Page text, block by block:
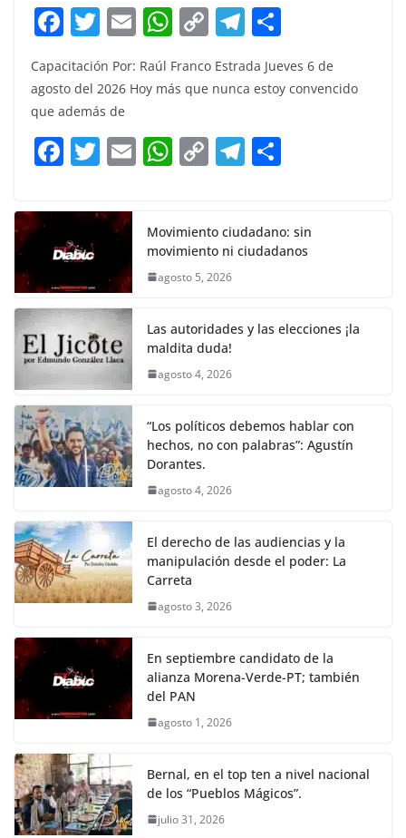
F
a
c
e
b
o
k
T
itt
er
E
m
ai
W
at
A
p
C
p
Li
n
T
el
e
a
m
ar
e
Capacitación Por: Raúl Franco Estrada Jueves 6 de
agosto del 2026 Hoy más que nunca estoy convencido
que además de
F
c
e
b
o
o
k
T
itt
er
E W
s
A
p
C
y
Li
k
T
gr
a
e
Movimiento ciudadano: sin
movimiento ni ciudadanos
agosto 5, 2026
Las autoridades y las elecciones ¡la
maldita duda!
agosto 4, 2026
“Los políticos debemos hablar con
hechos, no con palabras”: Agustín
Dorantes.
agosto 4, 2026
El derecho de las audiencias y la
manipulación desde el poder: La
Carreta
agosto 3, 2026
En septiembre candidato de la
alianza Morena-Verde-PT; también
del PAN
agosto 1, 2026
Bernal, en el top ten a nivel nacional
de los “Pueblos Mágicos”.
julio 31, 2026